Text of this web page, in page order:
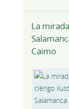
La
Caimo